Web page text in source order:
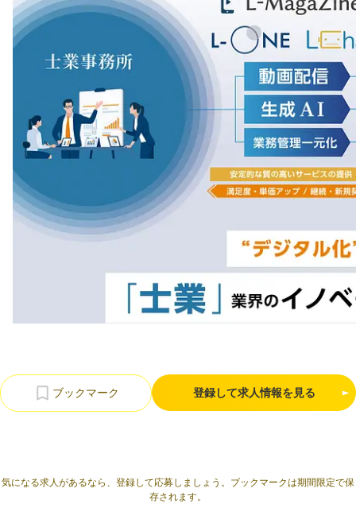
注目スタートアップ
CEOインタビュー
転職
導入事例
お問い合わせ
法人向け資料ダウンロード
パートナーの方へ
登録して求人情報を見る
気になる求人があるなら、登録して応募しましょう。ブックマークは期間限定で保
存されます。